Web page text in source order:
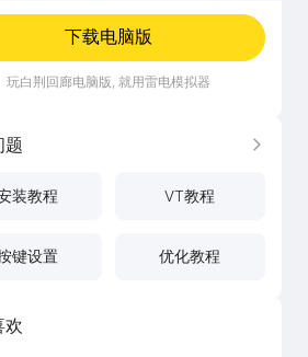
下载电脑版
玩白荆回廊电脑版, 就用雷电模拟器
题 更多
装教程 VT教程
键设置 优化教程
欢